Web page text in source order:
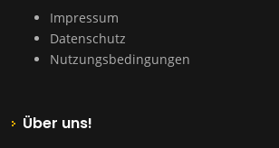
Impressum
Datenschutz
Nutzungsbedingungen
Über uns!